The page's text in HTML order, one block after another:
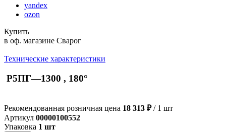
yandex
ozon
Купить
в оф. магазине Сварог
Технические характеристики
Р5ПГ—1300 , 180°
Рекомендованная розничная цена 18 313 ₽/ 1 шт
Артикул 00000100552
Упаковка 1 шт